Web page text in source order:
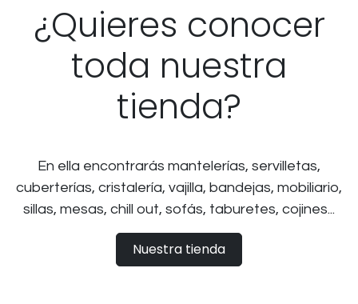
¿Quieres conocer
toda nuestra
tienda?
En ella encontrarás mantelerías, servilletas,
cuberterías, cristalería, vajilla, bandejas, mobiliario,
sillas, mesas, chill out, sofás, taburetes, cojines...
Nuestra tienda